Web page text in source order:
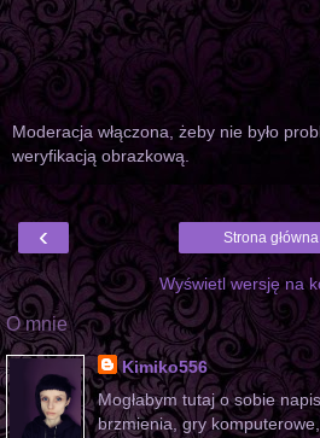
Moderacja włączona, żeby nie było
weryfikacją obrazkową.
‹ Strona główna
Wyświetl wersję na
O mnie
Kimiko556
Mogłabym tutaj o sobie
brzmienia, gry